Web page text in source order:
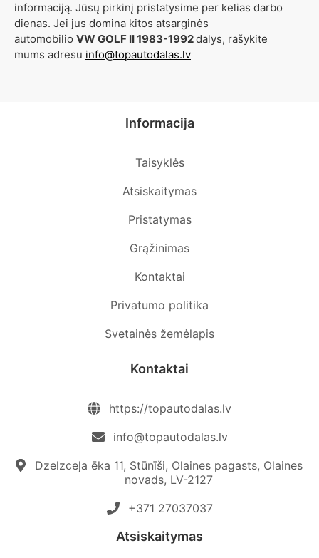
informaciją. Jūsų pirkinį pristatysime per kelias darbo
dienas. Jei jus domina kitos atsarginės
automobilio VW GOLF II 1983-1992dalys, rašykite
mums adresu info@topautodalas.lv
Informacija
Taisyklės
Atsiskaitymas
Pristatymas
Grąžinimas
Kontaktai
Privatumo politika
Svetainės žemėlapis
Kontaktai
https://topautodalas.lv
info@topautodalas.lv
Dzelzceļa ēka 11, Stūnīši, Olaines pagasts, Olaines
novads, LV-2127
+371 27037037‬
Atsiskaitymas